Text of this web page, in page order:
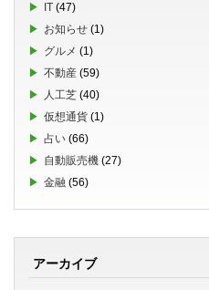
IT (47)
お知らせ (1)
グルメ (1)
不動産 (59)
人工芝 (40)
仮想通貨 (1)
占い (66)
自動販売機 (27)
金融 (56)
アーカイブ